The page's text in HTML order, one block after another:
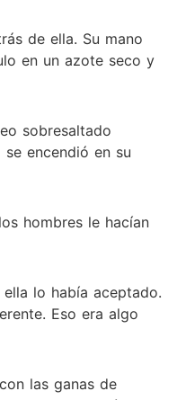
de ella. Su mano
en un azote seco y
sobresaltado
encendió en su
hombres le hacían
lo había aceptado.
Eso era algo
las ganas de